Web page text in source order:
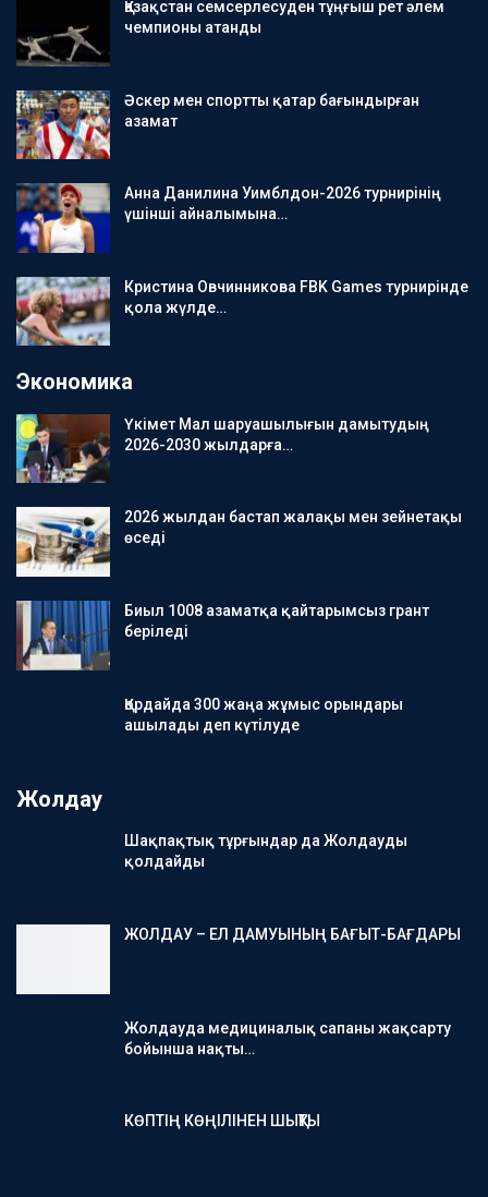
Қазақстан семсерлесуден тұңғыш рет әлем
чемпионы атанды
Әскер мен спортты қатар бағындырған
азамат
Анна Данилина Уимблдон-2026 турнирінің
үшінші айналымына…
Кристина Овчинникова FBK Games турнирінде
қола жүлде…
Экономика
Үкімет Мал шаруашылығын дамытудың
2026-2030 жылдарға…
2026 жылдан бастап жалақы мен зейнетақы
өседі
Биыл 1008 азаматқа қайтарымсыз грант
беріледі
Қордайда 300 жаңа жұмыс орындары
ашылады деп күтілуде
Жолдау
Шақпақтық тұрғындар да Жолдауды
қолдайды
ЖОЛДАУ – ЕЛ ДАМУЫНЫҢ БАҒЫТ-БАҒДАРЫ
Жолдауда медициналық сапаны жақсарту
бойынша нақты…
КӨПТІҢ КӨҢІЛІНЕН ШЫҚТЫ